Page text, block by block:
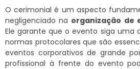
O cerimonial é um aspecto
negligenciado na organização de
Ele garante que o evento siga uma
normas protocolares que são
eventos corporativos de grande
profissional à frente do evento